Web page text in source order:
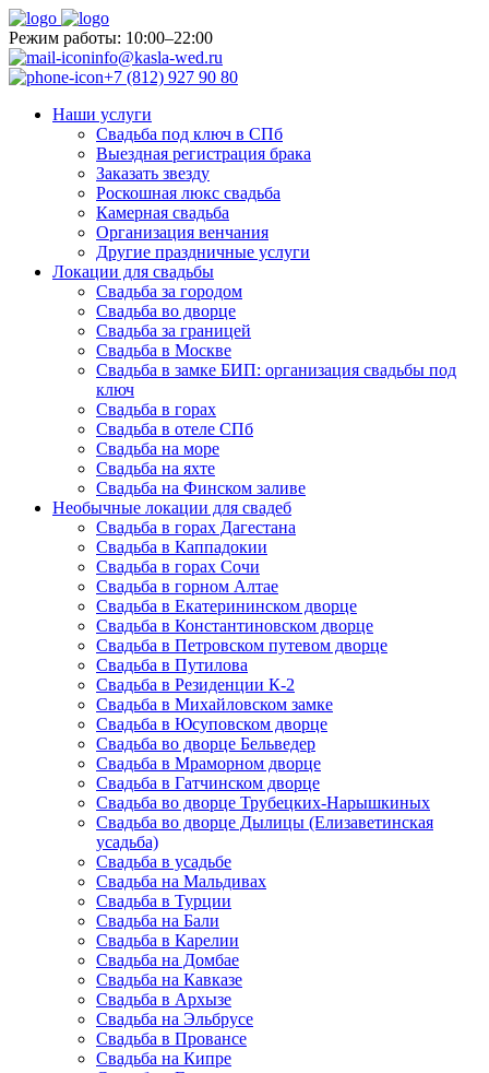
Pежим работы: 10:00–22:00
info@kasla-wed.ru
+7 (812) 927 90 80
Наши услуги
Свадьба под ключ в СПб
Выездная регистрация брака
Заказать звезду
Роскошная люкс свадьба
Камерная свадьба
Организация венчания
Другие праздничные услуги
Локации для свадьбы
Свадьба за городом
Свадьба во дворце
Свадьба за границей
Свадьба в Москве
Свадьба в замке БИП: организация свадьбы под
ключ
Свадьба в горах
Свадьба в отеле СПб
Свадьба на море
Свадьба на яхте
Свадьба на Финском заливе
Необычные локации для свадеб
Свадьба в горах Дагестана
Свадьба в Каппадокии
Свадьба в горах Сочи
Свадьба в горном Алтае
Свадьба в Екатерининском дворце
Свадьба в Константиновском дворце
Свадьба в Петровском путевом дворце
Свадьба в Путилова
Свадьба в Резиденции К-2
Свадьба в Михайловском замке
Свадьба в Юсуповском дворце
Свадьба во дворце Бельведер
Свадьба в Мраморном дворце
Свадьба в Гатчинском дворце
Свадьба во дворце Трубецких-Нарышкиных
Свадьба во дворце Дылицы (Елизаветинская
усадьба)
Свадьба в усадьбе
Свадьба на Мальдивах
Свадьба в Турции
Свадьба на Бали
Свадьба в Карелии
Свадьба на Домбае
Свадьба на Кавказе
Свадьба в Архызе
Свадьба на Эльбрусе
Свадьба в Провансе
Свадьба на Кипре